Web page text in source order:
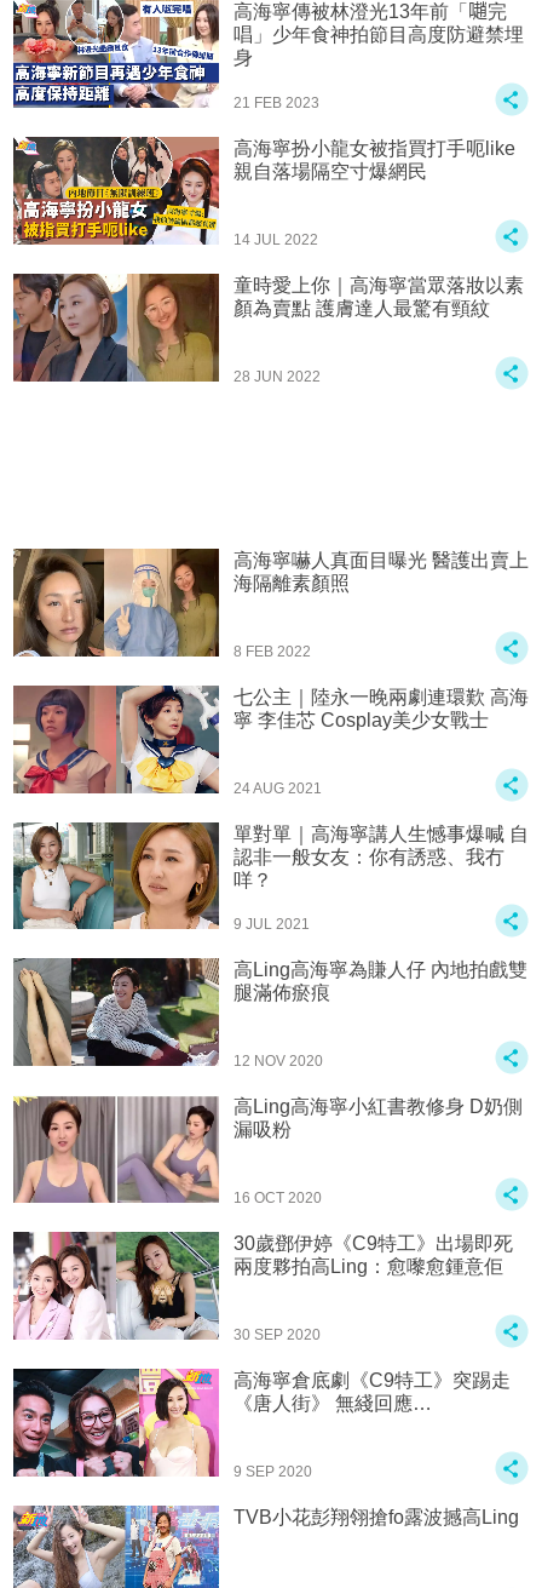
高海寧傳被林澄光13年前「𡁻完
唱」少年食神拍節目高度防避禁埋
身
21 FEB 2023
高海寧扮小龍女被指買打手呃like
親自落場隔空寸爆網民
14 JUL 2022
童時愛上你｜高海寧當眾落妝以素
顏為賣點 護膚達人最驚有頸紋
28 JUN 2022
高海寧嚇人真面目曝光 醫護出賣上
海隔離素顏照
8 FEB 2022
七公主｜陸永一晚兩劇連環歎 高海
寧 李佳芯 Cosplay美少女戰士
24 AUG 2021
單對單｜高海寧講人生憾事爆喊 自
認非一般女友：你有誘惑、我冇
咩？
9 JUL 2021
高Ling高海寧為賺人仔 內地拍戲雙
腿滿佈瘀痕
12 NOV 2020
高Ling高海寧小紅書教修身 D奶側
漏吸粉
16 OCT 2020
30歲鄧伊婷《C9特工》出場即死
兩度夥拍高Ling：愈嚟愈鍾意佢
30 SEP 2020
高海寧倉底劇《C9特工》突踢走
《唐人街》 無綫回應…
9 SEP 2020
TVB小花彭翔翎搶fo露波撼高Ling